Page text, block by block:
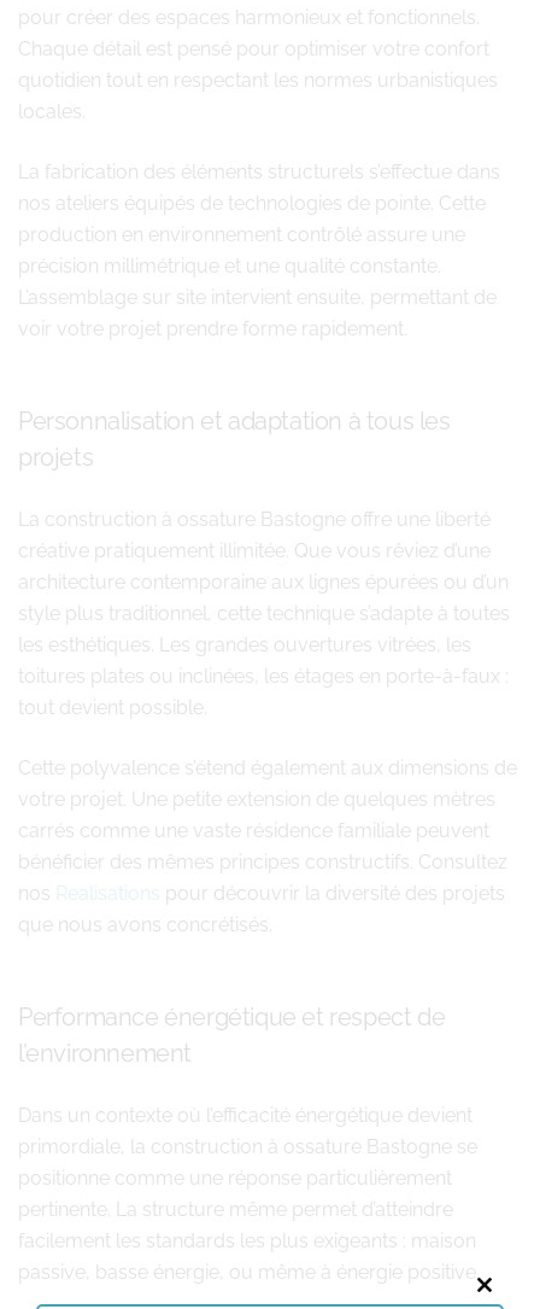
pour créer des espaces harmonieux et fonctionnels.
Chaque détail est pensé pour optimiser votre confort
quotidien tout en respectant les normes urbanistiques
locales.
La fabrication des éléments structurels s’effectue dans
nos ateliers équipés de technologies de pointe. Cette
production en environnement contrôlé assure une
précision millimétrique et une qualité constante.
L’assemblage sur site intervient ensuite, permettant de
voir votre projet prendre forme rapidement.
Personnalisation et adaptation à tous les
projets
La construction à ossature Bastogne offre une liberté
créative pratiquement illimitée. Que vous rêviez d’une
architecture contemporaine aux lignes épurées ou d’un
style plus traditionnel, cette technique s’adapte à toutes
les esthétiques. Les grandes ouvertures vitrées, les
toitures plates ou inclinées, les étages en porte-à-faux :
tout devient possible.
Cette polyvalence s’étend également aux dimensions de
votre projet. Une petite extension de quelques mètres
carrés comme une vaste résidence familiale peuvent
bénéficier des mêmes principes constructifs. Consultez
nos Realisations pour découvrir la diversité des projets
que nous avons concrétisés.
Performance énergétique et respect de
l’environnement
Dans un contexte où l’efficacité énergétique devient
primordiale, la construction à ossature Bastogne se
positionne comme une réponse particulièrement
pertinente. La structure même permet d’atteindre
facilement les standards les plus exigeants : maison
passive, basse énergie, ou même à énergie positive.